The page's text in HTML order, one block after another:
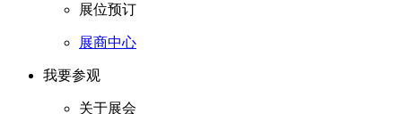
展位预订
展商中心
我要参观
关于展会